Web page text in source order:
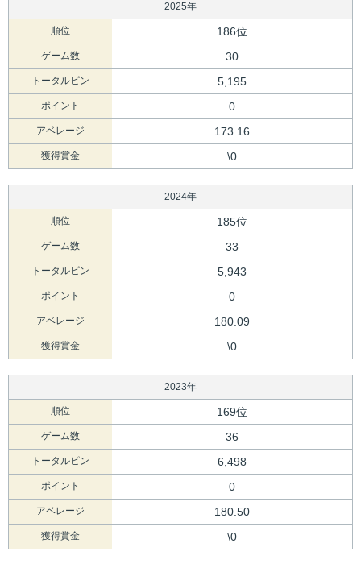
2025年
順位 186位
ゲーム数 30
トータルピン 5,195
ポイント 0
アベレージ 173.16
獲得賞金 \0
2024年
順位 185位
ゲーム数 33
トータルピン 5,943
ポイント 0
アベレージ 180.09
獲得賞金 \0
2023年
順位 169位
ゲーム数 36
トータルピン 6,498
ポイント 0
アベレージ 180.50
獲得賞金 \0